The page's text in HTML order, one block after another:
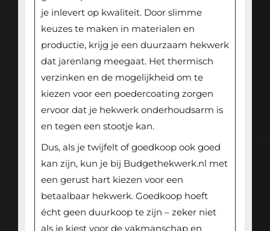
je inlevert op kwaliteit. Door slimme
keuzes te maken in materialen en
productie, krijg je een duurzaam hekwerk
dat jarenlang meegaat. Het thermisch
verzinken en de mogelijkheid om te
kiezen voor een poedercoating zorgen
ervoor dat je hekwerk onderhoudsarm is
en tegen een stootje kan.
Dus, als je twijfelt of goedkoop ook goed
kan zijn, kun je bij Budgethekwerk.nl met
een gerust hart kiezen voor een
betaalbaar hekwerk. Goedkoop hoeft
écht geen duurkoop te zijn – zeker niet
als je kiest voor de vakmanschap en